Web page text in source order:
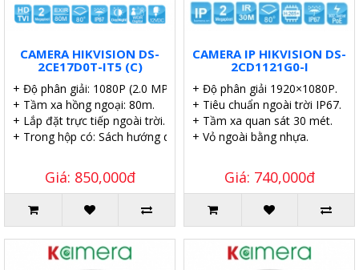
CAMERA HIKVISION DS-
2CE17D0T-IT5 (C)
+ Độ phân giải: 1080P (2.0 MP).
+ Tầm xa hồng ngoại: 80m.
+ Lắp đặt trực tiếp ngoài trời.
+ Trong hộp có: Sách hướng dẫn, Ốc vít tắc kê.
Giá: 850,000đ
CAMERA IP HIKVISION DS-
2CD1121G0-I
+ Độ phân giải 1920×1080P.
+ Tiêu chuẩn ngoài trời IP67.
+ Tầm xa quan sát 30 mét.
+ Vỏ ngoài bằng nhựa.
Giá: 740,000đ